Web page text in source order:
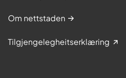
Om nettstaden
Tilgjengelegheitserklæring